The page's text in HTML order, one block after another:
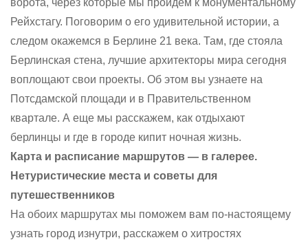
ворота, через которые мы пройдем к монументальному
Рейхстагу. Поговорим о его удивительной истории, а
следом окажемся в Берлине 21 века. Там, где стояла
Берлинская стена, лучшие архитекторы мира сегодня
воплощают свои проекты. Об этом вы узнаете на
Потсдамской площади и в Правительственном
квартале. А еще мы расскажем, как отдыхают
берлинцы и где в городе кипит ночная жизнь.
Карта и расписание маршрутов — в галерее.
Нетуристические места и советы для
путешественников
На обоих маршрутах мы поможем вам по-настоящему
узнать город изнутри, расскажем о хитростях